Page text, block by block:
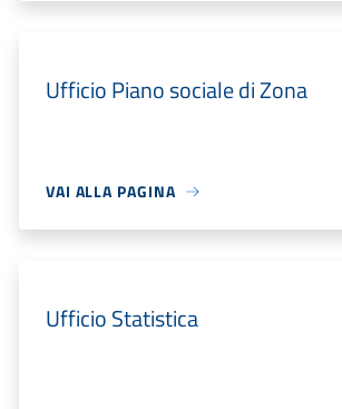
Ufficio Piano sociale di Zona
VAI ALLA PAGINA
Ufficio Statistica